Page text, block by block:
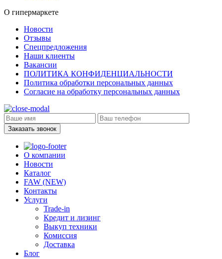
О гипермаркете
Новости
Отзывы
Спецпредложения
Наши клиенты
Вакансии
ПОЛИТИКА КОНФИДЕНЦИАЛЬНОСТИ
Политика обработки персональных данных
Согласие на обработку персональных данных
Заказать звонок
О компании
Новости
Каталог
FAW (NEW)
Контакты
Услуги
Trade-in
Кредит и лизинг
Выкуп техники
Комиссия
Доставка
Блог